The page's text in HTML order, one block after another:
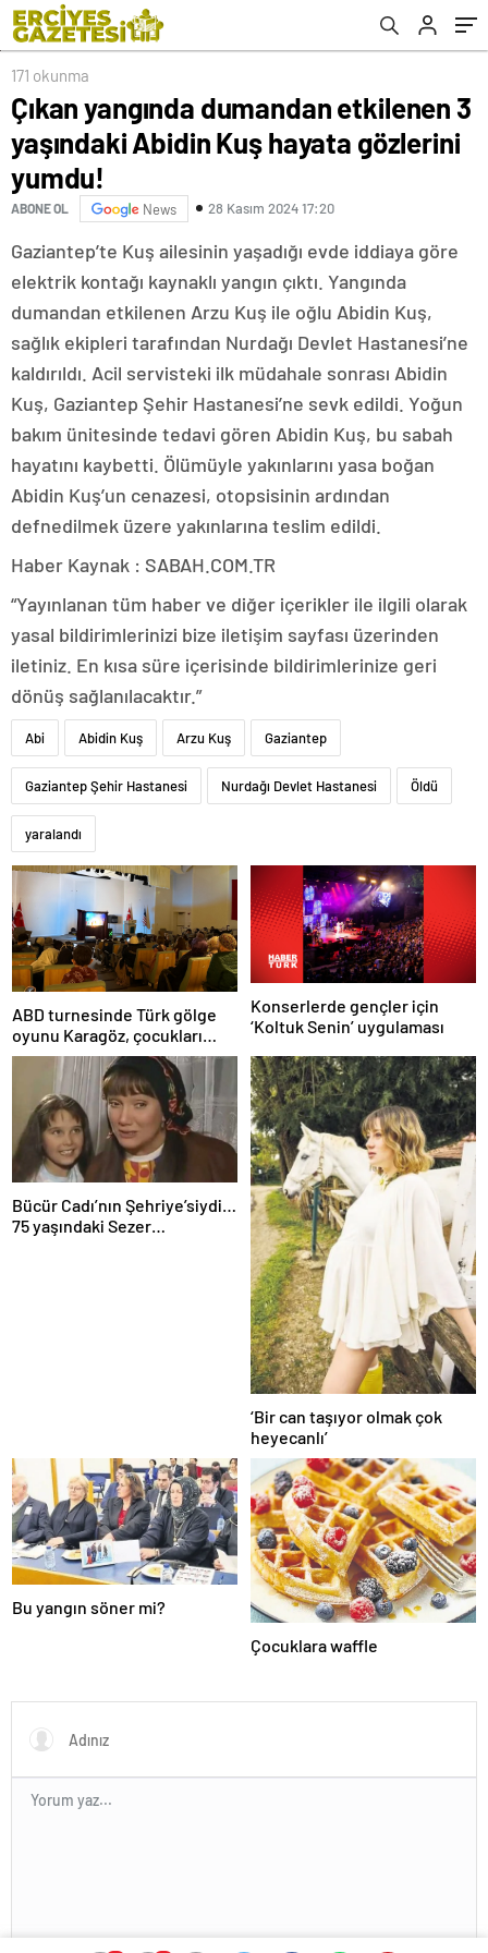
yumdu!
171 okunma
Çıkan yangında dumandan etkilenen 3
yaşındaki Abidin Kuş hayata gözlerini
yumdu!
ABONE OL News 28 Kasım 2024 17:20
Gaziantep’te Kuş ailesinin yaşadığı evde iddiaya göre
elektrik kontağı kaynaklı yangın çıktı. Yangında
dumandan etkilenen Arzu Kuş ile oğlu Abidin Kuş,
sağlık ekipleri tarafından Nurdağı Devlet Hastanesi’ne
kaldırıldı. Acil servisteki ilk müdahale sonrası Abidin
Kuş, Gaziantep Şehir Hastanesi’ne sevk edildi. Yoğun
bakım ünitesinde tedavi gören Abidin Kuş, bu sabah
hayatını kaybetti. Ölümüyle yakınlarını yasa boğan
Abidin Kuş’un cenazesi, otopsisinin ardından
defnedilmek üzere yakınlarına teslim edildi.
Haber Kaynak : SABAH.COM.TR
“Yayınlanan tüm haber ve diğer içerikler ile ilgili olarak
yasal bildirimlerinizi bize iletişim sayfası üzerinden
iletiniz. En kısa süre içerisinde bildirimlerinize geri
dönüş sağlanılacaktır.”
Abi Abidin Kuş Arzu Kuş Gaziantep
Gaziantep Şehir Hastanesi Nurdağı Devlet Hastanesi Öldü
yaralandı
ABD turnesinde Türk gölge
oyunu Karagöz, çocukları
büyüledi
Konserlerde gençler için
‘Koltuk Senin’ uygulaması
Bücür Cadı’nın Şehriye’siydi…
75 yaşındaki Sezer
‘Bir can taşıyor olmak çok
heyecanlı’
Bu yangın söner mi?
Çocuklara waffle